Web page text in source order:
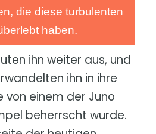
die diese turbulenten
haben.
die diese turbulenten
haben.
ihn weiter aus, und
ihn in ihre
von einem der Juno
beherrscht wurde.